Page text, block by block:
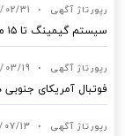
رپورتاژ آگهی •
02/31
سیستم گیمینگ تا ۱۵ میلیون تومان
رپورتاژ آگهی •
03/19
فوتبال آمریکای جنوبی
رپورتاژ آگهی •
07/13